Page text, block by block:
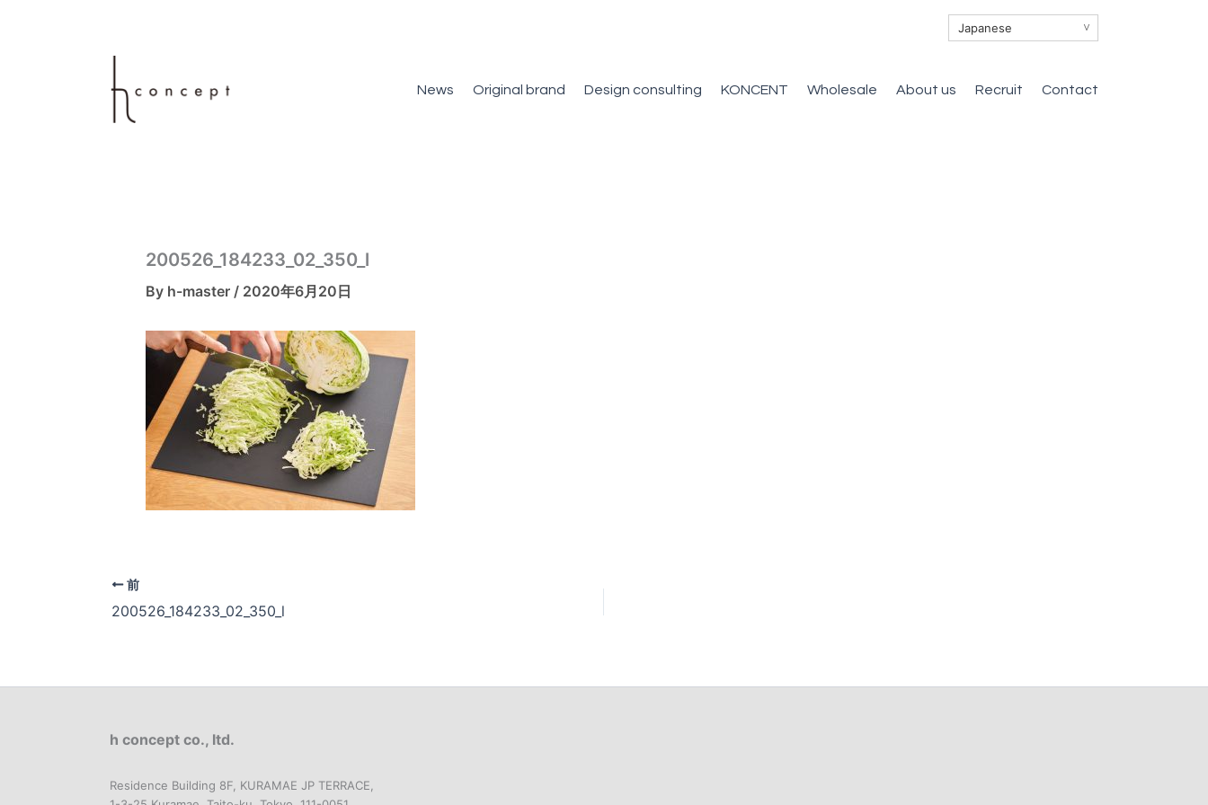
∨
News Original brand Design consulting KONCENT Wholesale About us Recruit Contact
200526_184233_02_350_l
By h-master / 2020年6月20日
前
200526_184233_02_350_l
h concept co., ltd.
Residence Building 8F, KURAMAE JP TERRACE,